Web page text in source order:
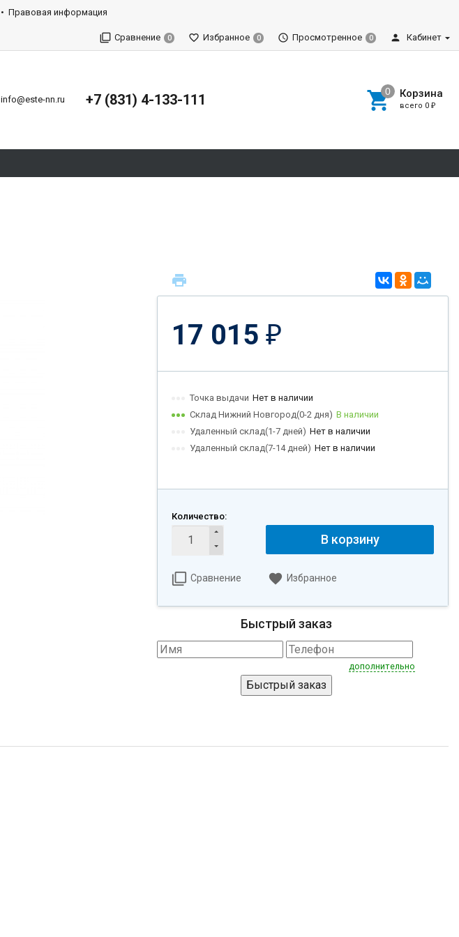
Правовая информация
Сравнение 0 Избранное 0 Просмотренное 0 Кабинет
info@este-nn.ru +7 (831) 4-133-111 Корзина
всего 0 ₽
17 015 ₽
Точка выдачи Нет в наличии
Склад Нижний Новгород(0-2 дня) В наличии
Удаленный склад(1-7 дней) Нет в наличии
Удаленный склад(7-14 дней) Нет в наличии
Количество:
В корзину
Сравнение Избранное
Быстрый заказ
дополнительно